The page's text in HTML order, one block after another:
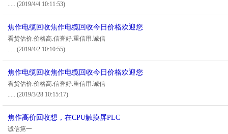
..... (2019/4/4 10:11:53)
焦作电缆回收焦作电缆回收今日价格欢迎您
看货估价.价格高.信誉好.重信用.诚信
..... (2019/4/2 10:10:55)
焦作电缆回收焦作电缆回收今日价格欢迎您
看货估价.价格高.信誉好.重信用.诚信
..... (2019/3/28 10:15:17)
焦作高价回收想，在CPU触摸屏PLC
诚信第一